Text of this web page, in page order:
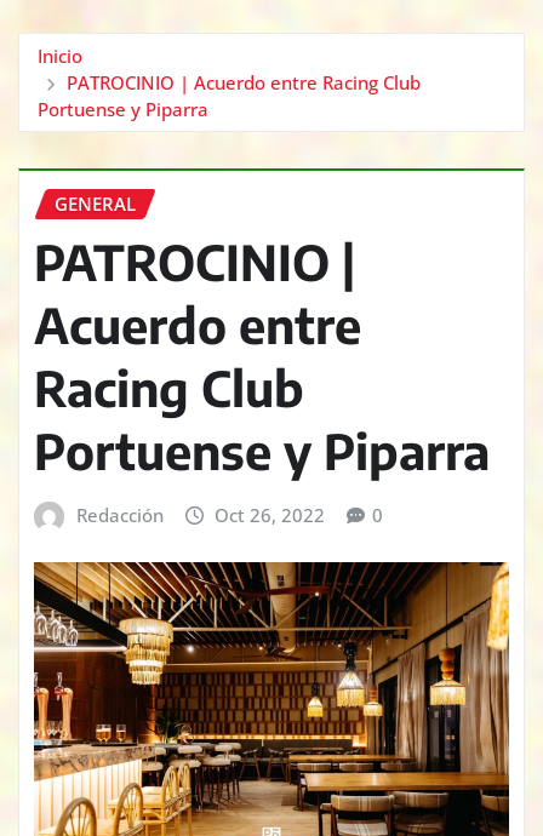
Inicio
PATROCINIO | Acuerdo entre Racing Club
Portuense y Piparra
GENERAL
PATROCINIO |
Acuerdo entre
Racing Club
Portuense y Piparra
Redacción Oct 26, 2022 0